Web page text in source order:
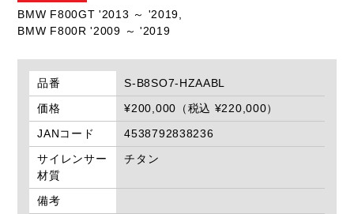
BMW F800GT '2013 ～ '2019,
BMW F800R '2009 ～ '2019
品番
S-B8SO7-HZAABL
価格
¥200,000（税込 ¥220,000）
JANコード
4538792838236
サイレンサー
材質
チタン
備考